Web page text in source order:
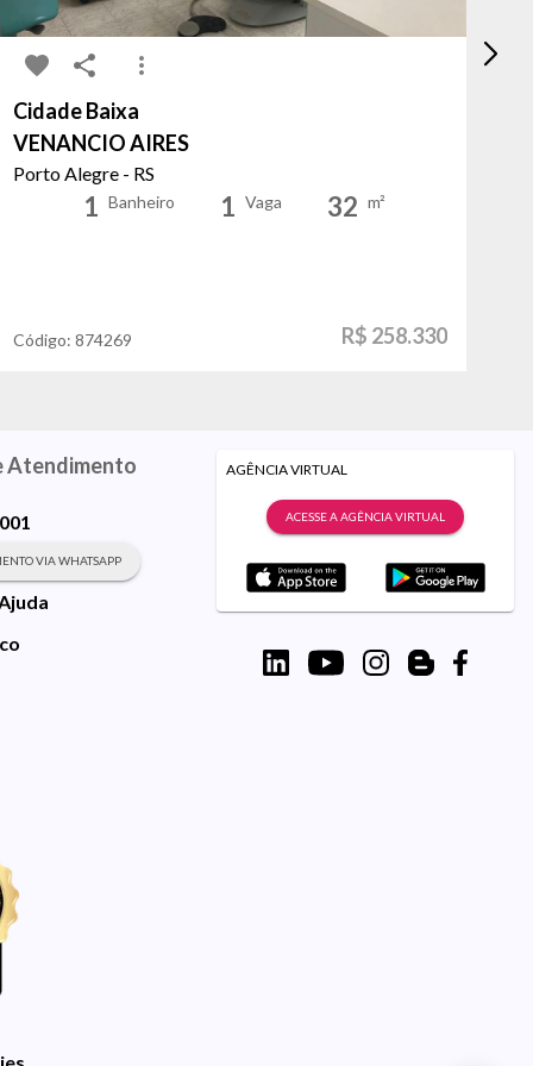
Cidade Baixa
VENANCIO AIRES
Porto Alegre - RS
1 Banheiro 1 Vaga 32 m²
Código: 874269 R$ 258.330
Atendimento
VIA WHATSAPP
AGÊNCIA VIRTUAL
ACESSE A AGÊNCIA VIRTUAL